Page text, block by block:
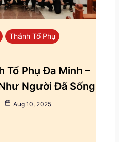
Thánh Tổ Phụ
Tổ Phụ Đa Minh –
Người Đã Sống
Aug 10, 2025